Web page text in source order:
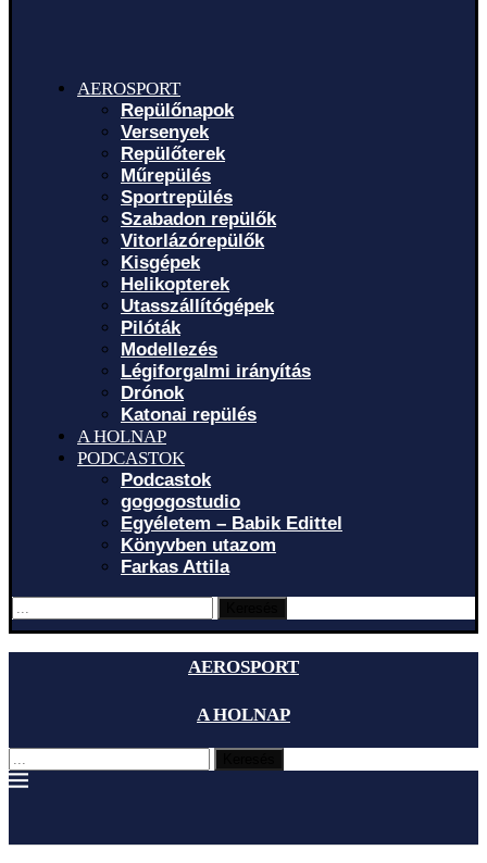
AEROSPORT
Repülőnapok
Versenyek
Repülőterek
Műrepülés
Sportrepülés
Szabadon repülők
Vitorlázórepülők
Kisgépek
Helikopterek
Utasszállítógépek
Pilóták
Modellezés
Légiforgalmi irányítás
Drónok
Katonai repülés
A HOLNAP
PODCASTOK
Podcastok
gogogostudio
Egyéletem – Babik Edittel
Könyvben utazom
Farkas Attila
AEROSPORT
A HOLNAP